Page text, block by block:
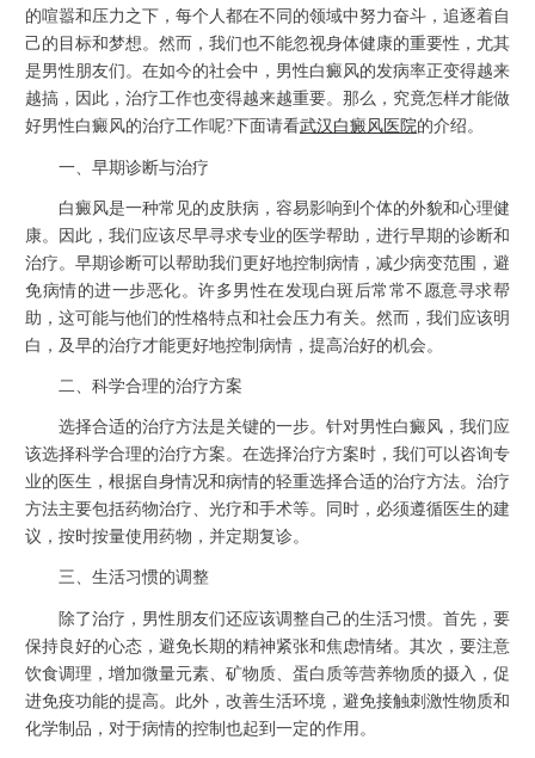
的喧嚣和压力之下，每个人都在不同的领域中努力奋斗，追逐着自
己的目标和梦想。然而，我们也不能忽视身体健康的重要性，尤其
是男性朋友们。在如今的社会中，男性白癜风的发病率正变得越来
越搞，因此，治疗工作也变得越来越重要。那么，究竟怎样才能做
好男性白癜风的治疗工作呢?下面请看武汉白癜风医院的介绍。
一、早期诊断与治疗
白癜风是一种常见的皮肤病，容易影响到个体的外貌和心理健
康。因此，我们应该尽早寻求专业的医学帮助，进行早期的诊断和
治疗。早期诊断可以帮助我们更好地控制病情，减少病变范围，避
免病情的进一步恶化。许多男性在发现白斑后常常不愿意寻求帮
助，这可能与他们的性格特点和社会压力有关。然而，我们应该明
白，及早的治疗才能更好地控制病情，提高治好的机会。
二、科学合理的治疗方案
选择合适的治疗方法是关键的一步。针对男性白癜风，我们应
该选择科学合理的治疗方案。在选择治疗方案时，我们可以咨询专
业的医生，根据自身情况和病情的轻重选择合适的治疗方法。治疗
方法主要包括药物治疗、光疗和手术等。同时，必须遵循医生的建
议，按时按量使用药物，并定期复诊。
三、生活习惯的调整
除了治疗，男性朋友们还应该调整自己的生活习惯。首先，要
保持良好的心态，避免长期的精神紧张和焦虑情绪。其次，要注意
饮食调理，增加微量元素、矿物质、蛋白质等营养物质的摄入，促
进免疫功能的提高。此外，改善生活环境，避免接触刺激性物质和
化学制品，对于病情的控制也起到一定的作用。